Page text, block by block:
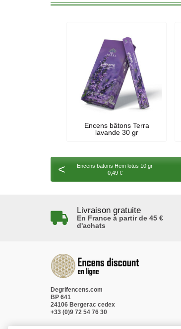
Encens bâtons Terra
lavande 30 gr
<
Encens batons Hem lotus 10 gr
0,49 €
Livraison gratuite
En France à partir de 45 €
d'achats
Degrifencens.com
BP 641
24106 Bergerac cedex
+33 (0)9 72 54 76 30